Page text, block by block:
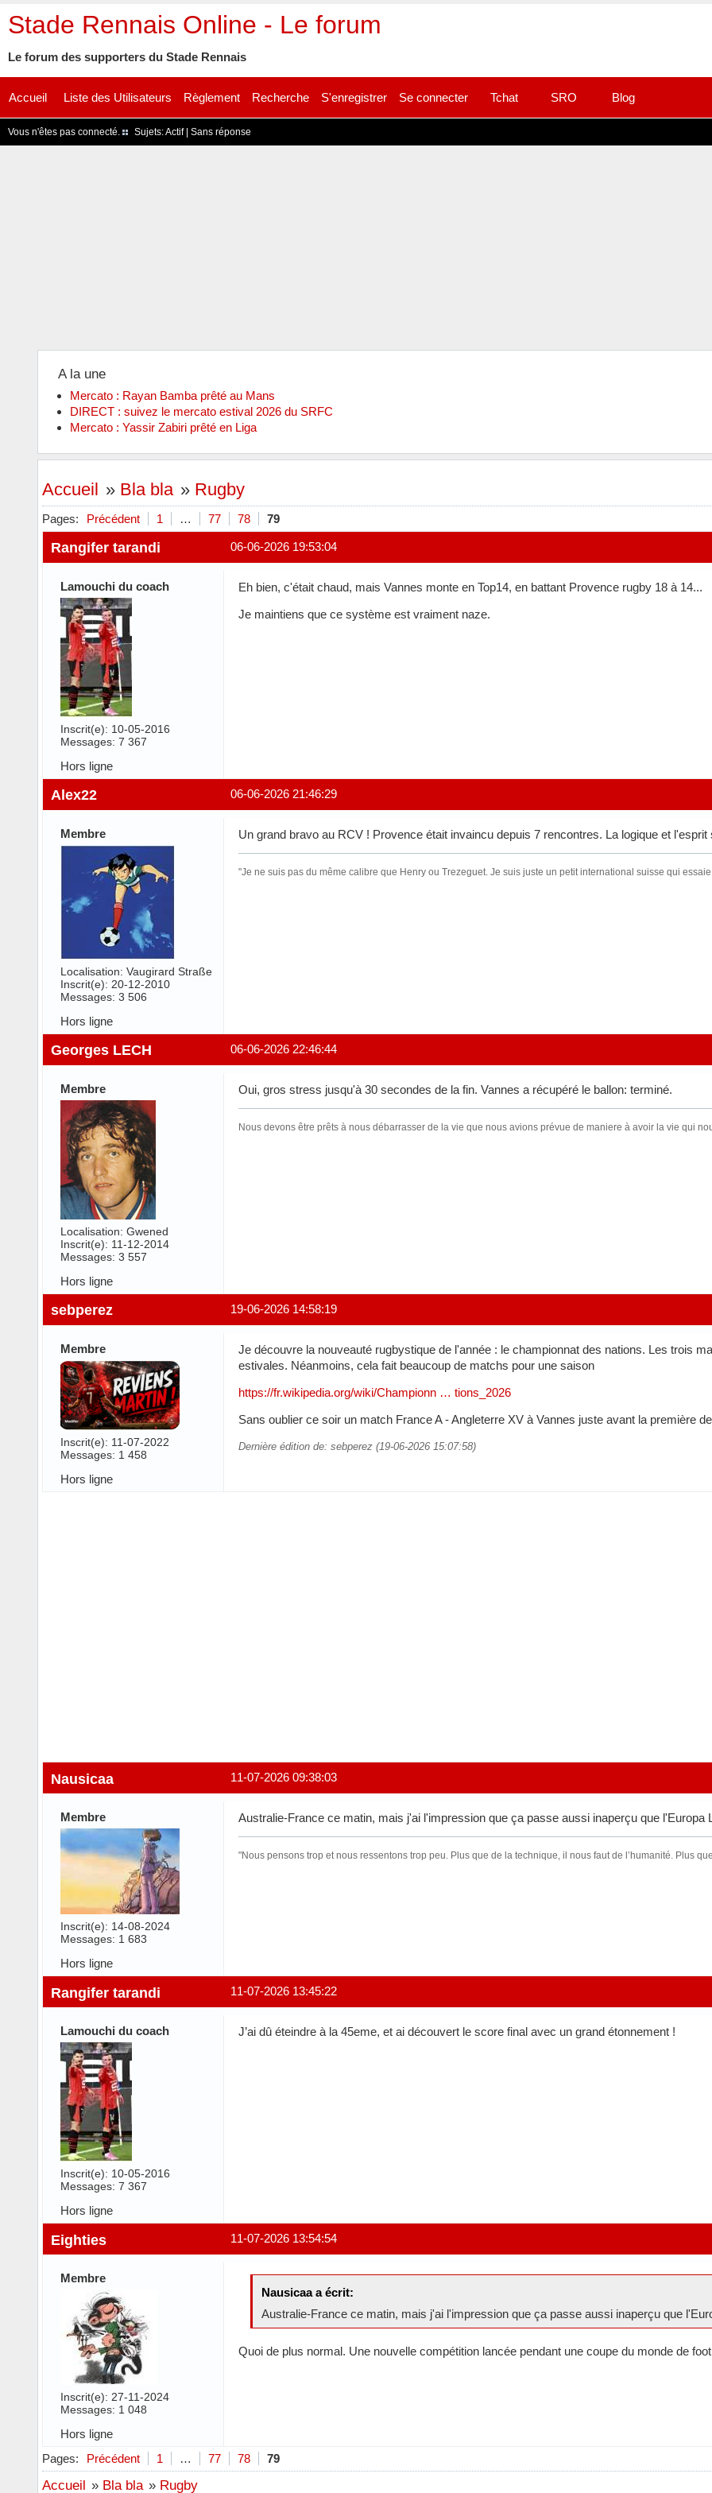
Stade Rennais Online - Le forum
Le forum des supporters du Stade Rennais
Accueil Liste des Utilisateurs Règlement Recherche S'enregistrer Se connecter Tchat SRO Blog
Vous n'êtes pas connecté. Sujets:Actif| Sans réponse
A la une
Mercato : Rayan Bamba prêté au Mans
DIRECT : suivez le mercato estival 2026 du SRFC
Mercato : Yassir Zabiri prêté en Liga
Accueil » Bla bla » Rugby
Pages: Précédent 1 … 77 78 79
06-06-2026 19:53:04
Rangifer tarandi
Lamouchi du coach
Inscrit(e): 10-05-2016
Messages: 7 367
Eh bien, c'était chaud, mais Vannes monte en Top14, en battant Provence rugby 18 à 14...
Je maintiens que ce système est vraiment naze.
Hors ligne
06-06-2026 21:46:29
Alex22
Membre
Localisation: Vaugirard Straße
Inscrit(e): 20-12-2010
Messages: 3 506
Un grand bravo au RCV ! Provence était invaincu depuis 7 rencontres. La logique et
"Je ne suis pas du même calibre que Henry ou Trezeguet. Je suis juste un petit international suisse qui
Hors ligne
06-06-2026 22:46:44
Georges LECH
Membre
Localisation: Gwened
Inscrit(e): 11-12-2014
Messages: 3 557
Oui, gros stress jusqu'à 30 secondes de la fin. Vannes a récupéré le ballon: terminé.
Nous devons être prêts à nous débarrasser de la vie que nous avions prévue de maniere à avoir la vie qui
Hors ligne
19-06-2026 14:58:19
sebperez
Membre
Inscrit(e): 11-07-2022
Messages: 1 458
Je découvre la nouveauté rugbystique de l'année : le championnat des nations. Les trois
estivales. Néanmoins, cela fait beaucoup de matchs pour une saison
https://fr.wikipedia.org/wiki/Championn … tions_2026
Sans oublier ce soir un match France A - Angleterre XV à Vannes juste avant la première
Dernière édition de: sebperez (19-06-2026 15:07:58)
Hors ligne
11-07-2026 09:38:03
Nausicaa
Membre
Inscrit(e): 14-08-2024
Messages: 1 683
Australie-France ce matin, mais j'ai l'impression que ça passe aussi inaperçu que l'Europa
"Nous pensons trop et nous ressentons trop peu. Plus que de la technique, il nous faut de l’humanité. Plus
Hors ligne
11-07-2026 13:45:22
Rangifer tarandi
Lamouchi du coach
Inscrit(e): 10-05-2016
Messages: 7 367
J’ai dû éteindre à la 45eme, et ai découvert le score final avec un grand étonnement !
Hors ligne
11-07-2026 13:54:54
Eighties
Membre
Inscrit(e): 27-11-2024
Messages: 1 048
Nausicaa a écrit:
Australie-France ce matin, mais j'ai l'impression que ça passe aussi inaperçu que
Quoi de plus normal. Une nouvelle compétition lancée pendant une coupe du monde de
Hors ligne
Pages:
Précédent 1 … 77 78 79
Accueil » Bla bla » Rugby